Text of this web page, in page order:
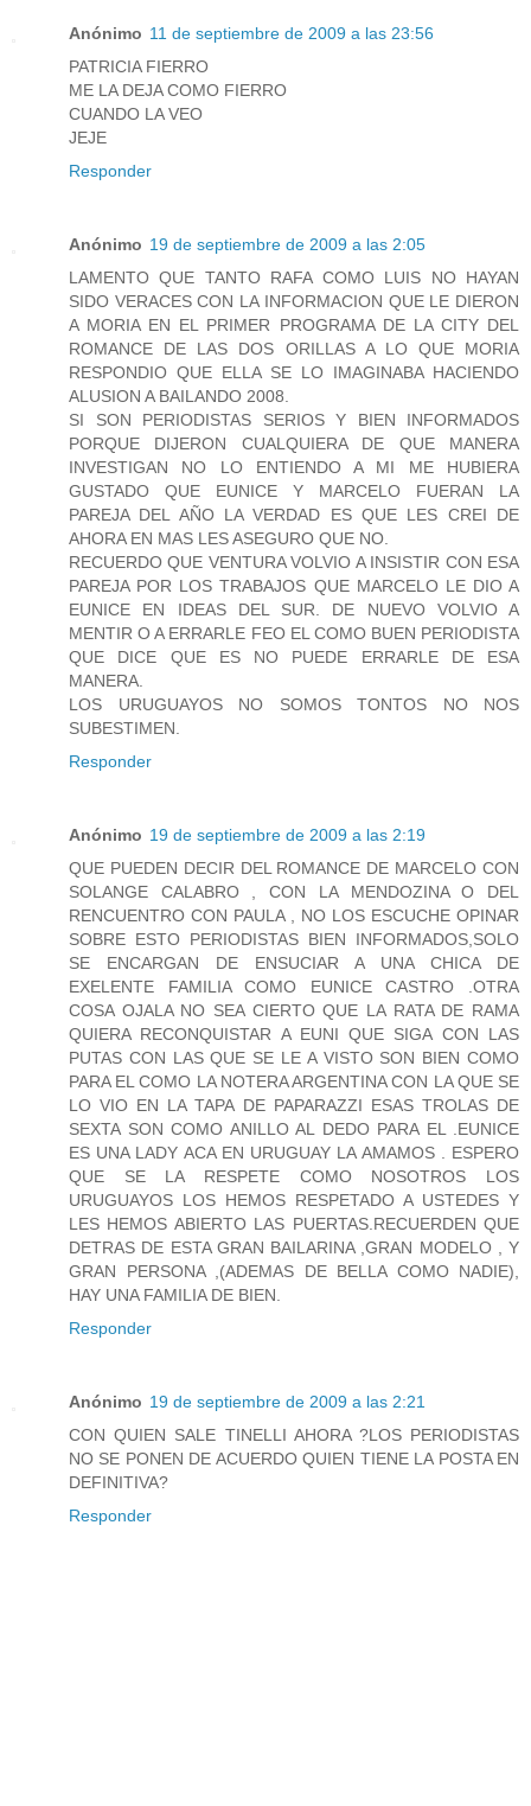
Anónimo 11 de septiembre de 2009 a las 23:56
PATRICIA FIERRO
ME LA DEJA COMO FIERRO
CUANDO LA VEO
JEJE
Responder
Anónimo 19 de septiembre de 2009 a las 2:05
LAMENTO QUE TANTO RAFA COMO LUIS NO HAYAN
SIDO VERACES CON LA INFORMACION QUE LE DIERON
A MORIA EN EL PRIMER PROGRAMA DE LA CITY DEL
ROMANCE DE LAS DOS ORILLAS A LO QUE MORIA
RESPONDIO QUE ELLA SE LO IMAGINABA HACIENDO
ALUSION A BAILANDO 2008.
SI SON PERIODISTAS SERIOS Y BIEN INFORMADOS
PORQUE DIJERON CUALQUIERA DE QUE MANERA
INVESTIGAN NO LO ENTIENDO A MI ME HUBIERA
GUSTADO QUE EUNICE Y MARCELO FUERAN LA
PAREJA DEL AÑO LA VERDAD ES QUE LES CREI DE
AHORA EN MAS LES ASEGURO QUE NO.
RECUERDO QUE VENTURA VOLVIO A INSISTIR CON ESA
PAREJA POR LOS TRABAJOS QUE MARCELO LE DIO A
EUNICE EN IDEAS DEL SUR. DE NUEVO VOLVIO A
MENTIR O A ERRARLE FEO EL COMO BUEN PERIODISTA
QUE DICE QUE ES NO PUEDE ERRARLE DE ESA
MANERA.
LOS URUGUAYOS NO SOMOS TONTOS NO NOS
SUBESTIMEN.
Responder
Anónimo 19 de septiembre de 2009 a las 2:19
QUE PUEDEN DECIR DEL ROMANCE DE MARCELO CON
SOLANGE CALABRO , CON LA MENDOZINA O DEL
RENCUENTRO CON PAULA , NO LOS ESCUCHE OPINAR
SOBRE ESTO PERIODISTAS BIEN INFORMADOS,SOLO
SE ENCARGAN DE ENSUCIAR A UNA CHICA DE
EXELENTE FAMILIA COMO EUNICE CASTRO .OTRA
COSA OJALA NO SEA CIERTO QUE LA RATA DE RAMA
QUIERA RECONQUISTAR A EUNI QUE SIGA CON LAS
PUTAS CON LAS QUE SE LE A VISTO SON BIEN COMO
PARA EL COMO LA NOTERA ARGENTINA CON LA QUE SE
LO VIO EN LA TAPA DE PAPARAZZI ESAS TROLAS DE
SEXTA SON COMO ANILLO AL DEDO PARA EL .EUNICE
ES UNA LADY ACA EN URUGUAY LA AMAMOS . ESPERO
QUE SE LA RESPETE COMO NOSOTROS LOS
URUGUAYOS LOS HEMOS RESPETADO A USTEDES Y
LES HEMOS ABIERTO LAS PUERTAS.RECUERDEN QUE
DETRAS DE ESTA GRAN BAILARINA ,GRAN MODELO , Y
GRAN PERSONA ,(ADEMAS DE BELLA COMO NADIE),
HAY UNA FAMILIA DE BIEN.
Responder
Anónimo 19 de septiembre de 2009 a las 2:21
CON QUIEN SALE TINELLI AHORA ?LOS PERIODISTAS
NO SE PONEN DE ACUERDO QUIEN TIENE LA POSTA EN
DEFINITIVA?
Responder